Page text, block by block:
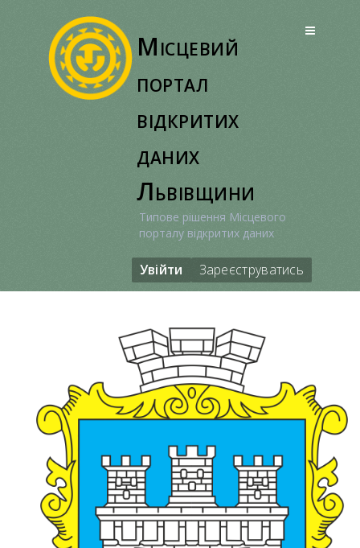
Місцевий
портал
відкритих
даних
Львівщини
Типове рішення Місцевого
порталу відкритих даних
Увійти Зареєструватись